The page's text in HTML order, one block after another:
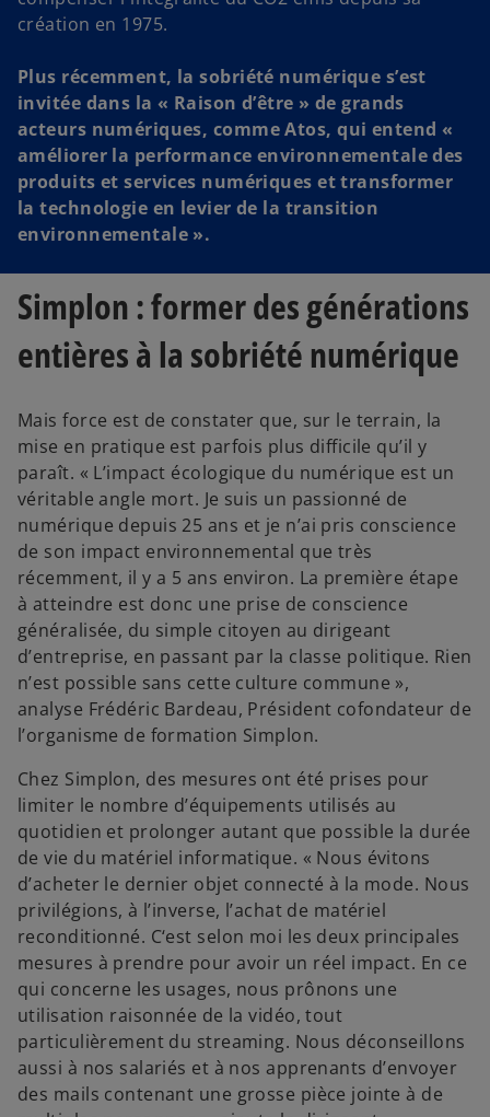
création en 1975.
Plus récemment, la sobriété numérique s’est
invitée dans la « Raison d’être » de grands
acteurs numériques, comme Atos, qui entend «
améliorer la performance environnementale des
produits et services numériques et transformer
la technologie en levier de la transition
environnementale ».
Simplon : former des générations
entières à la sobriété numérique
Mais force est de constater que, sur le terrain, la
mise en pratique est parfois plus difficile qu’il y
paraît. « L’impact écologique du numérique est un
véritable angle mort. Je suis un passionné de
numérique depuis 25 ans et je n’ai pris conscience
de son impact environnemental que très
récemment, il y a 5 ans environ. La première étape
à atteindre est donc une prise de conscience
généralisée, du simple citoyen au dirigeant
d’entreprise, en passant par la classe politique. Rien
n’est possible sans cette culture commune »,
analyse Frédéric Bardeau, Président cofondateur de
l’organisme de formation Simplon.
Chez Simplon, des mesures ont été prises pour
limiter le nombre d’équipements utilisés au
quotidien et prolonger autant que possible la durée
de vie du matériel informatique. « Nous évitons
d’acheter le dernier objet connecté à la mode. Nous
privilégions, à l’inverse, l’achat de matériel
reconditionné. C‘est selon moi les deux principales
mesures à prendre pour avoir un réel impact. En ce
qui concerne les usages, nous prônons une
utilisation raisonnée de la vidéo, tout
particulièrement du streaming. Nous déconseillons
aussi à nos salariés et à nos apprenants d’envoyer
des mails contenant une grosse pièce jointe à de